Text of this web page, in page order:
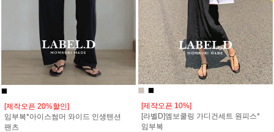
[제작오픈 20%할인]
임부복*아이스썸머 와이드 인생텐션
팬츠
[제작오픈 10%]
[라벨D]엠보쿨링 가디건세트 원피스*
임부복